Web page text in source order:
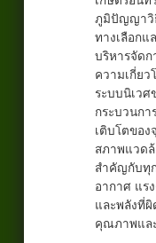
ภูมิปัญญาวิ
ทางเลือกแ
บริหารจัด
ความเกี่ย
ระบบนิเว
กระบวนก
เติบโตขอ
สภาพแวด
สำคัญกับทุ
อากาศ แร
และพลังที่
คุณภาพแล